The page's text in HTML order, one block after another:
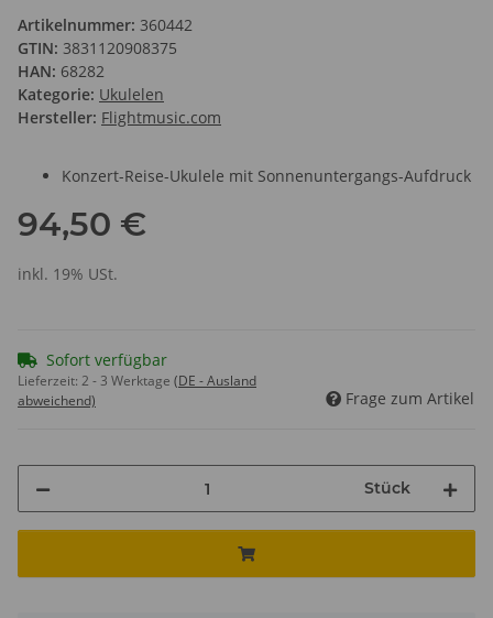
Artikelnummer: 360442
GTIN: 3831120908375
HAN: 68282
Kategorie: Ukulelen
Hersteller: Flightmusic.com
Konzert-Reise-Ukulele mit Sonnenuntergangs-Aufdruck
94,50 €
inkl. 19% USt.
Sofort verfügbar
Lieferzeit: 2 - 3 Werktage (DE - Ausland
abweichend)
Frage zum Artikel
Stück